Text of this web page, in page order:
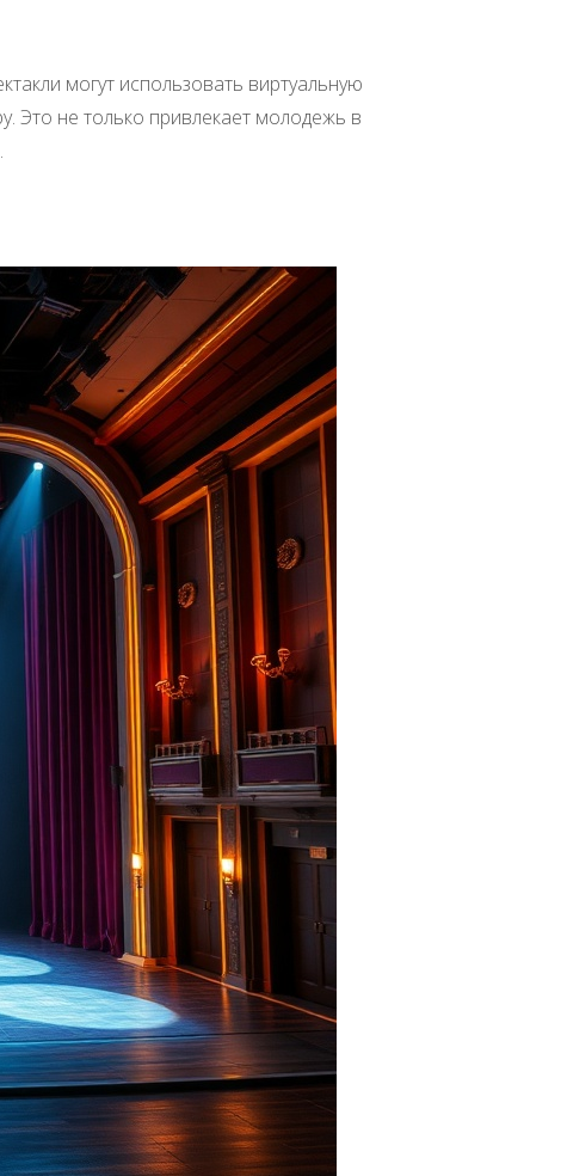
могут использовать виртуальную
Это не только привлекает молодежь в